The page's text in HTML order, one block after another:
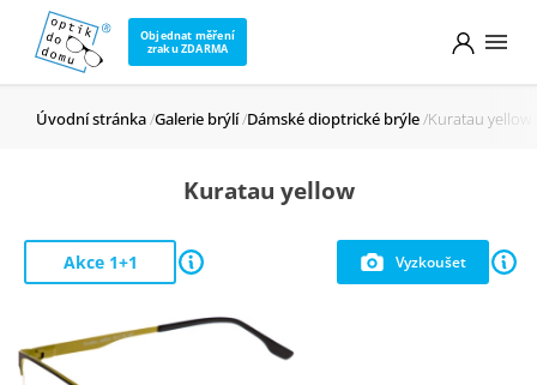
Objednat měření
zraku ZDARMA
Úvodní stránka Galerie brýlí Dámské dioptrické brýle Kuratau yellow
Kuratau yellow
Vyzkoušet
Akce 1+1